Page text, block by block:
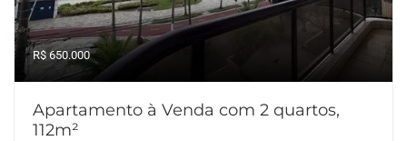
R$ 650.000
Apartamento à Venda com 2 quartos,
112m²